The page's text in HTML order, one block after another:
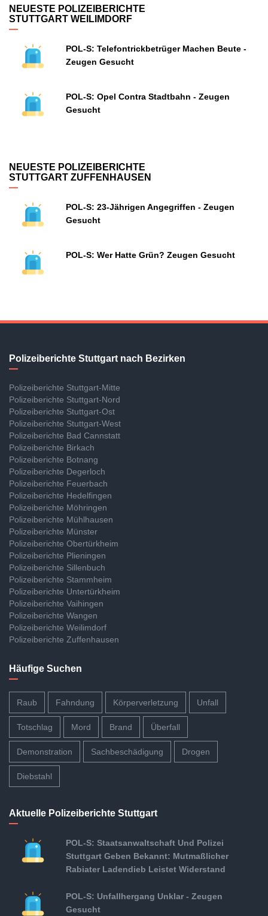
NEUESTE POLIZEIBERICHTE
STUTTGART WEILIMDORF
POL-S: Telefontrickbetrüger Machen Beute -
Zeugen Gesucht
POL-S: Opel Contra Stadtbahn - Zeugen
Gesucht
NEUESTE POLIZEIBERICHTE
STUTTGART ZUFFENHAUSEN
POL-S: 23-Jährigen Angegriffen - Zeugen
Gesucht
POL-S: Wer Hatte Grün? Zeugen Gesucht
Polizeiberichte Stuttgart nach Bezirken
Polizeiberichte Stuttgart-Mitte
Polizeiberichte Stuttgart-Nord
Polizeiberichte Stuttgart-Ost
Polizeiberichte Stuttgart-West
Polizeiberichte Bad Cannstatt
Polizeiberichte Birkach
Polizeiberichte Botnang
Polizeiberichte Degerloch
Polizeiberichte Feuerbach
Polizeiberichte Hedelfingen
Polizeiberichte Möhringen
Polizeiberichte Mühlhausen
Polizeiberichte Münster
Polizeiberichte Obertürkheim
Polizeiberichte Plieningen
Polizeiberichte Sillenbuch
Polizeiberichte Stammheim
Polizeiberichte Untertürkheim
Polizeiberichte Vaihingen
Polizeiberichte Wangen
Polizeiberichte Weilimdorf
Polizeiberichte Zuffenhausen
Häufige Suchen
Raub Fahndung Körperverletzung Unfall
Totschlag Mord Brand Überfall
Demonstration Sachbeschädigung Drogen
Diebstahl
Aktuelle Polizeiberichte Stuttgart
POL-S: Staatsanwaltschaft Und Polizei
Stuttgart Geben Bekannt: Mutmaßlicher
Rabiater Ladendieb Leistet Widerstand
POL-S: Unfallhergang Unklar - Zeugen
Gesucht